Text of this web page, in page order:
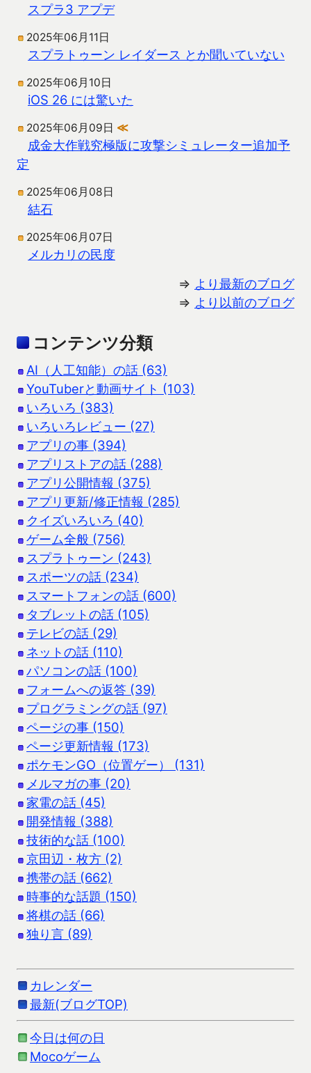
スプラ3 アプデ
2025年06月11日
スプラトゥーン レイダース とか聞いていない
2025年06月10日
iOS 26 には驚いた
2025年06月09日 ≪
成金大作戦究極版に攻撃シミュレーター追加予
定
2025年06月08日
結石
2025年06月07日
メルカリの民度
⇒ より最新のブログ
⇒ より以前のブログ
コンテンツ分類
AI（人工知能）の話 (63)
YouTuberと動画サイト (103)
いろいろ (383)
いろいろレビュー (27)
アプリの事 (394)
アプリストアの話 (288)
アプリ公開情報 (375)
アプリ更新/修正情報 (285)
クイズいろいろ (40)
ゲーム全般 (756)
スプラトゥーン (243)
スポーツの話 (234)
スマートフォンの話 (600)
タブレットの話 (105)
テレビの話 (29)
ネットの話 (110)
パソコンの話 (100)
フォームへの返答 (39)
プログラミングの話 (97)
ページの事 (150)
ページ更新情報 (173)
ポケモンGO（位置ゲー） (131)
メルマガの事 (20)
家電の話 (45)
開発情報 (388)
技術的な話 (100)
京田辺・枚方 (2)
携帯の話 (662)
時事的な話題 (150)
将棋の話 (66)
独り言 (89)
カレンダー
最新(ブログTOP)
今日は何の日
Mocoゲーム